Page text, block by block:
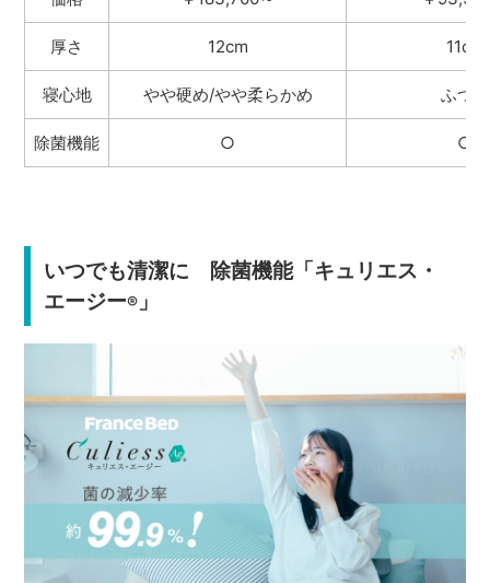
厚さ 12cm 11cm
寝心地 やや硬め/やや柔らかめ ふつう
除菌機能 ○ ○
いつでも清潔に 除菌機能「キュリエス・
エージー®」